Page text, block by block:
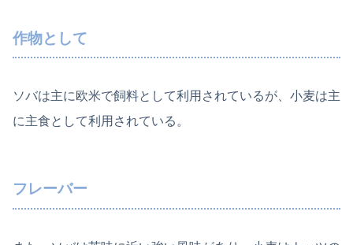
作物として
ソバは主に欧米で飼料として利用されているが、小麦は主
に主食として利用されている。
フレーバー